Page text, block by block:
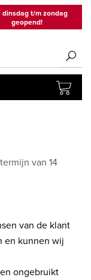
dinsdag t/m zondag
geopend!
van 14
van de klant
en kunnen wij
ongebruikt